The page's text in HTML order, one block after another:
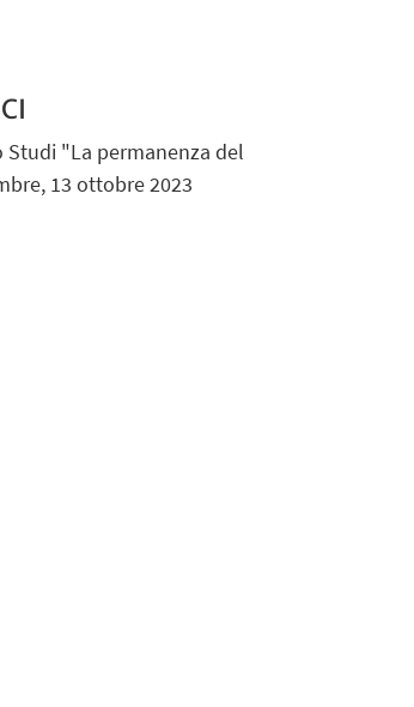
"La permanenza del
13 ottobre 2023